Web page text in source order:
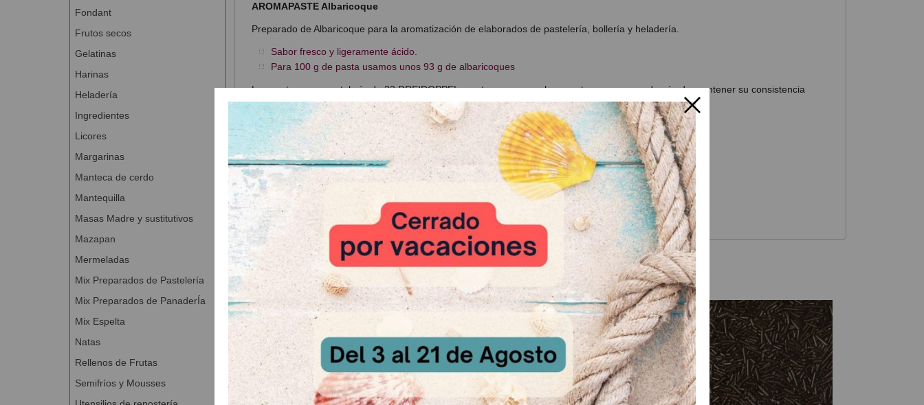
Fondant
Frutos secos
Gelatinas
Harinas
Heladería
Ingredientes
Licores
Margarinas
Manteca de cerdo
Mantequilla
Masas Madre y sustitutivos
Mazapan
Mermeladas
Mix Preparados de Pastelería
Mix Preparados de PanaderÍa
Mix Espelta
Natas
Rellenos de Frutas
Semifríos y Mousses
AROMAPASTE Albaricoque
Preparado de Albaricoque para la aromatización de elaborados de pastelería, bollería y heladería.
Sabor fresco y ligeramente ácido.
Para 100 g de pasta usamos unos 93 g de albaricoques
Las pastas para pastelería de 33 DREIDOPPEL aportan un gran sabor a natas y cremas, además de mantener su consistencia
ligera.
Características:
Aroma de albaricoque con pulpa.
Dosificación: 50 gr. x 1000 gr.
Vegano | Sin gluten | Con certificado kosher | "Clean label"
Presentación: Bote de 1 Kg.
Productos Relacionados